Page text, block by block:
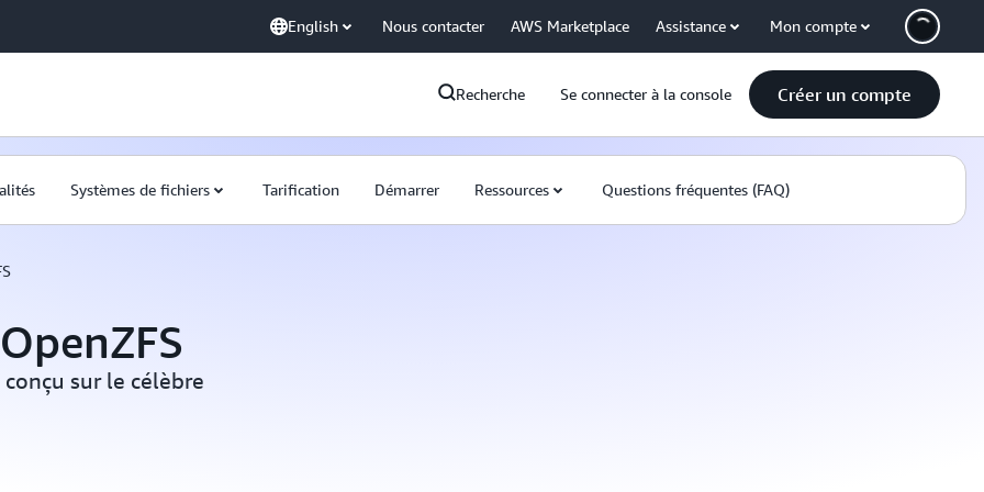
English Nous contacter AWS Marketplace Assistance Mon compte
Recherche Se connecter à la console Créer un compte
Systèmes de fichiers Tarification Démarrer Ressources Questions fréquentes (FAQ)
sur le célèbre